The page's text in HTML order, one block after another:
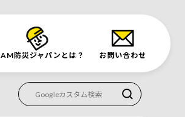
防災ジャパンとは？ お問い合わせ